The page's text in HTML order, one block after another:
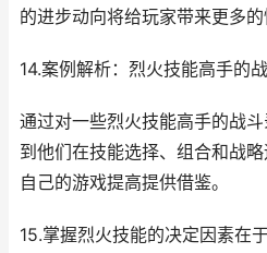
的进步动向将给玩家带来更多的
14.案例解析：烈火技能高手的
通过对一些烈火技能高手的战
到他们在技能选择、组合和战
自己的游戏提高提供借鉴。
15.掌握烈火技能的决定因素在